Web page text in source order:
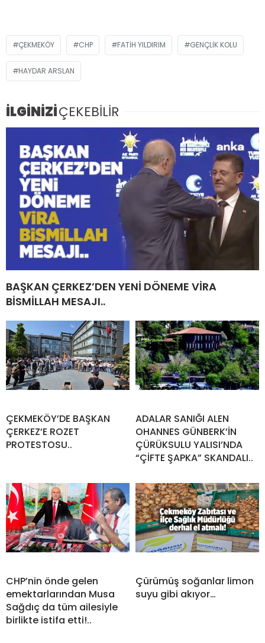
ÇEKMEKÖY CHP FATIH YILDIRIM GENÇLIK KOLU
HAYDAR ARSLAN
İLGİNİZİÇEKEBİLİR
BAŞKAN ÇERKEZ’DEN YENİ DÖNEME VİRA
BİSMİLLAH MESAJI..
ÇEKMEKÖY’DE BAŞKAN
ÇERKEZ’E ROZET
PROTESTOSU..
ADALAR SANIĞI ALEN
OHANNES GÜNBERK’İN
ÇÜRÜKSULU YALISI’NDA
“ÇİFTE ŞAPKA” SKANDALI..
CHP’nin önde gelen
emektarlarından Musa
Sağdıç da tüm ailesiyle
birlikte istifa etti!..
Çürümüş soğanlar limon
suyu gibi akıyor…